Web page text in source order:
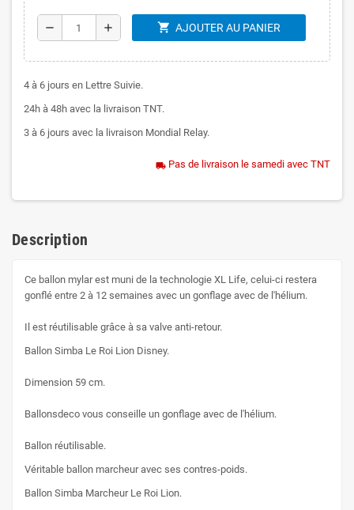
remove add shopping_cart AJOUTER AU PANIER
4 à 6 jours en Lettre Suivie.
24h à 48h avec la livraison TNT.
3 à 6 jours avec la livraison Mondial Relay.
local_shipping Pas de livraison le samedi avec TNT
Description
Ce ballon mylar est muni de la technologie XL Life, celui-ci restera
gonflé entre 2 à 12 semaines avec un gonflage avec de l'hélium.
Il est réutilisable grâce à sa valve anti-retour.
Ballon Simba Le Roi Lion Disney.
Dimension 59 cm.
Ballonsdeco vous conseille un gonflage avec de l'hélium.
Ballon réutilisable.
Véritable ballon marcheur avec ses contres-poids.
Ballon Simba Marcheur Le Roi Lion.